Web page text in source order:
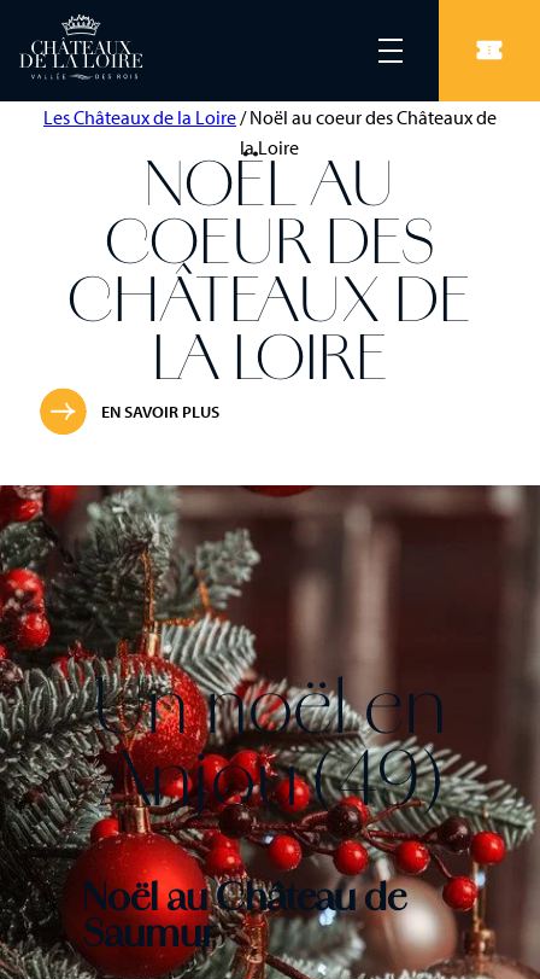
Les Châteaux de la Loire/Noël au coeur des Châteaux de
la Loire
NOËL AU
COEUR DES
CHÂTEAUX DE
LA LOIRE
EN SAVOIR PLUS
Un noël en
Anjou (49)
Noël au Château de
Saumur